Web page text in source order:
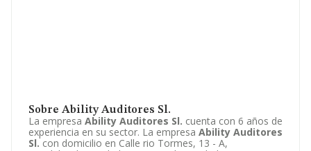
Sobre Ability Auditores Sl.
La empresa Ability Auditores Sl. cuenta con 6 años de
experiencia en su sector. La empresa Ability Auditores
Sl.con domicilio en Calle rio Tormes, 13 - A,